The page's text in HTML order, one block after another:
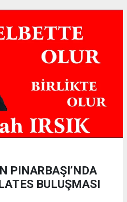
PINARBAŞI’NDA
BULUŞMASI